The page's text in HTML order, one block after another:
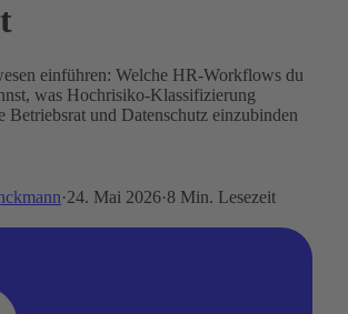
einführen: Welche HR-Workflows du
was Hochrisiko-Klassifizierung
Betriebsrat und Datenschutz einzubinden
·24. Mai 2026·8 Min. Lesezeit